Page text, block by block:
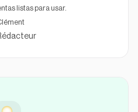
listas para usar.